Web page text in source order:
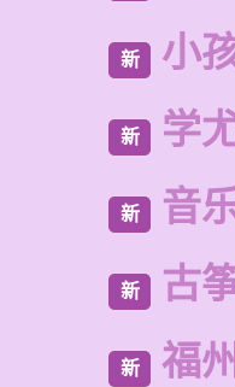
新 小
新 学
新 音
新 古
新 福